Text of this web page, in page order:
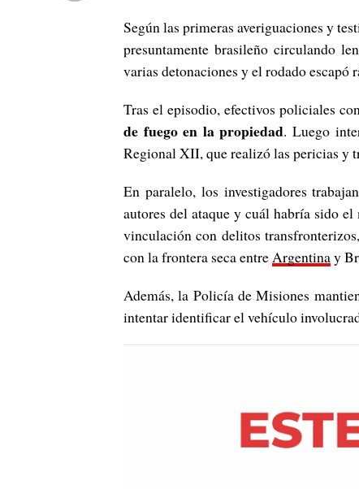
Según las primeras averiguaciones y
presuntamente brasileño circulando
varias detonaciones y el rodado escapó
Tras el episodio, efectivos policiales
de fuego en la propiedad. Luego
Regional XII, que realizó las pericias y
En paralelo, los investigadores
autores del ataque y cuál habría sido
vinculación con delitos
con la frontera seca entre Argentinay
Además, la Policía de Misiones
intentar identificar el vehículo